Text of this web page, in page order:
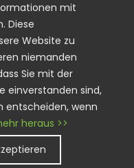
mit
Diese
Website zu
niemanden
Sie mit der
einverstanden sind,
entscheiden, wenn
heraus >>